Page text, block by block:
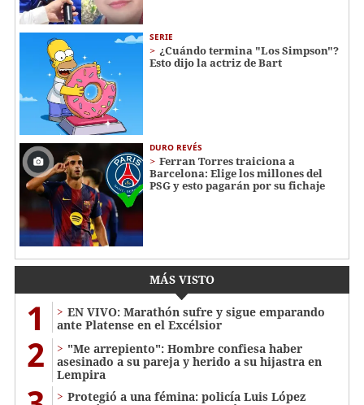
SERIE
¿Cuándo termina "Los Simpson"?
Esto dijo la actriz de Bart
DURO REVÉS
Ferran Torres traiciona a
Barcelona: Elige los millones del
PSG y esto pagarán por su fichaje
MÁS VISTO
1
EN VIVO: Marathón sufre y sigue emparando
ante Platense en el Excélsior
2
"Me arrepiento": Hombre confiesa haber
asesinado a su pareja y herido a su hijastra en
Lempira
Protegió a una fémina: policía Luis López